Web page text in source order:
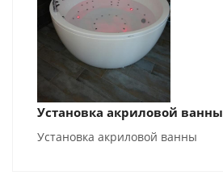
Установка акриловой ванны
Установка акриловой ванны